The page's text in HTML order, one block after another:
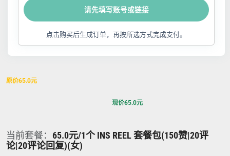
请先填写账号或链接
点击购买后生成订单，再按所选方式完成支付。
原价65.0元
现价65.0元
当前套餐： 65.0元/1个 INS REEL 套餐包(150赞|20评
论|20评论回复)(女)